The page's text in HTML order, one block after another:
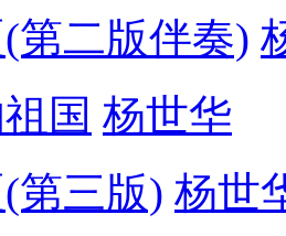
第二版伴奏)
国 杨世华
第三版) 杨世